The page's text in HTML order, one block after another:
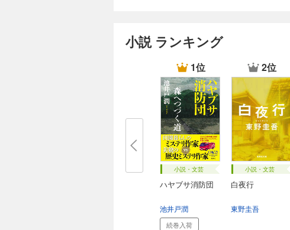
小説 ランキング
1位
小説・文芸
ハヤブサ消防団
池井戸潤
続巻入荷
2位
小説・文芸
白夜行
東野圭吾